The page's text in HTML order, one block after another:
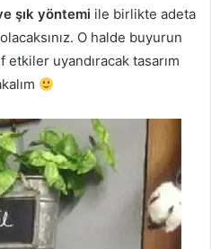
şık yöntemi ile birlikte adeta
O halde buyurun
etkiler uyandıracak tasarım